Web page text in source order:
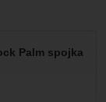
Palm spojka